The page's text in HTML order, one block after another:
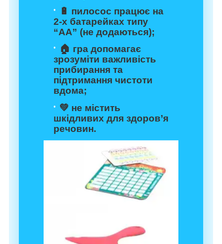
🔋 пилосос працює на
2-х батарейках типу
“АА” (не додаються);
🏠 гра допомагає
зрозуміти важливість
прибирання та
підтримання чистоти
вдома;
💚 не містить
шкідливих для здоров’я
речовин.